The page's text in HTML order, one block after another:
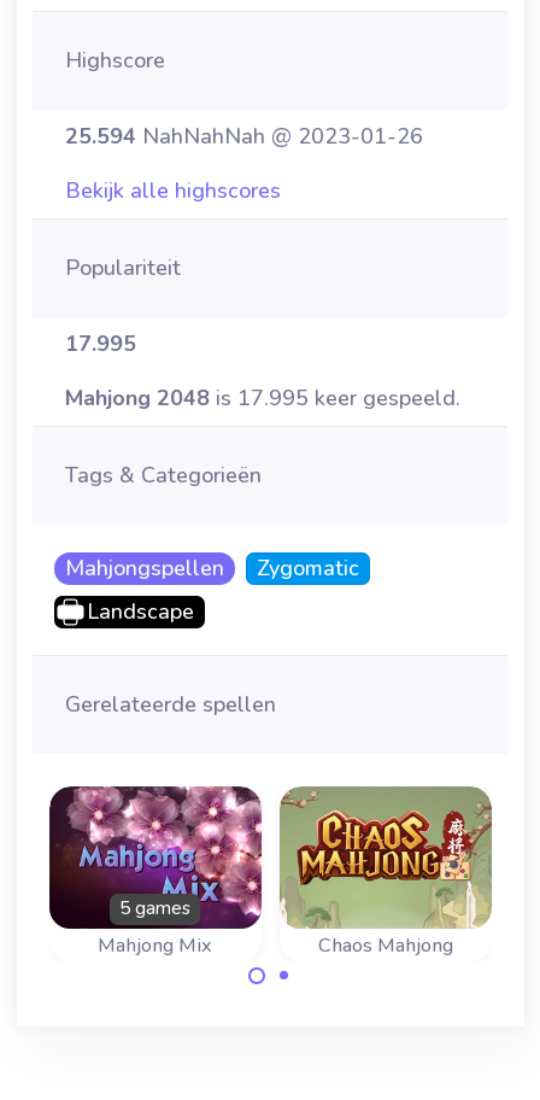
Highscore
25.594 NahNahNah @ 2023-01-26
Bekijk alle highscores
Populariteit
17.995
Mahjong 2048 is 17.995 keer gespeeld.
Tags & Categorieën
Mahjongspellen
Zygomatic
Landscape
Gerelateerde spellen
Mahjong Mix
5 games
Chaos Mahjong